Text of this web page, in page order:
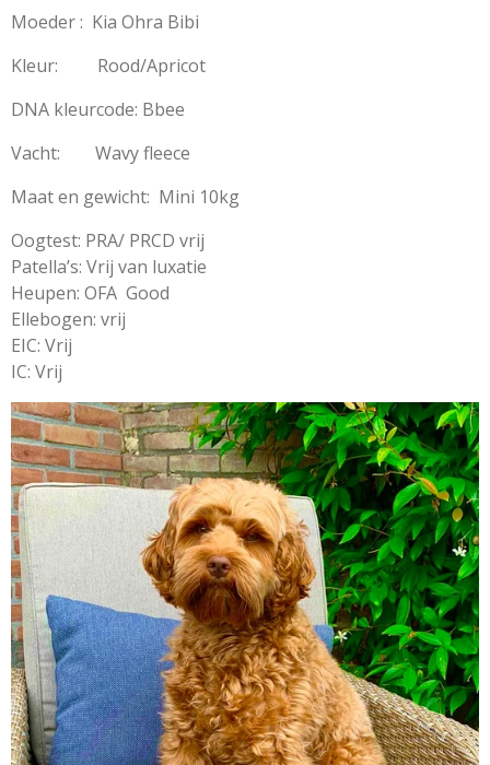
Moeder : Kia Ohra Bibi
Kleur: Rood/Apricot
DNA kleurcode: Bbee
Vacht: Wavy fleece
Maat en gewicht: Mini 10kg
Oogtest: PRA/ PRCD vrij
Patella’s: Vrij van luxatie
Heupen: OFA Good
Ellebogen: vrij
EIC: Vrij
IC: Vrij